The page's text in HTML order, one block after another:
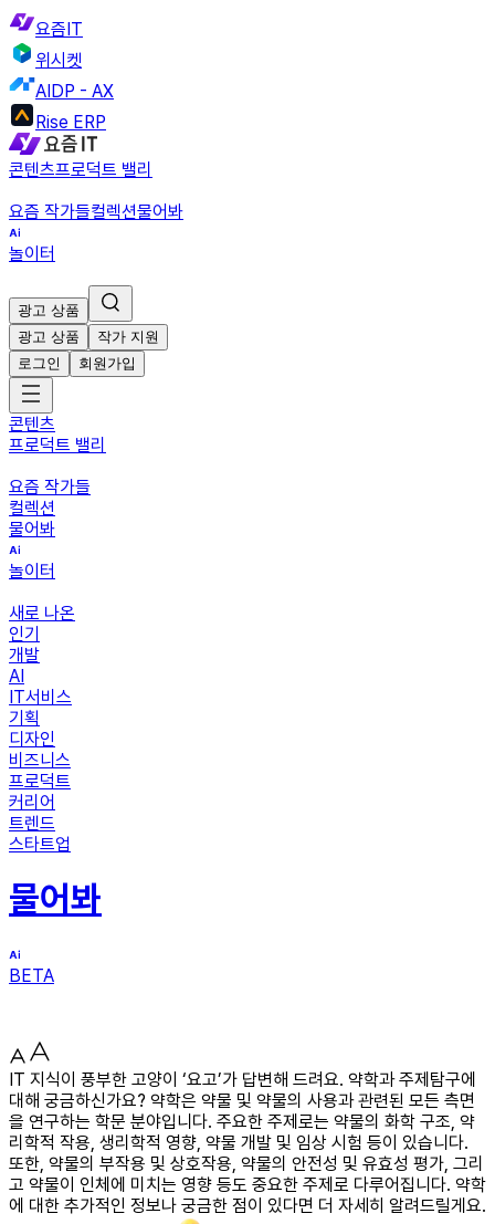
요즘IT
위시켓
AIDP - AX
Rise ERP
콘텐츠프로덕트 밸리
요즘 작가들컬렉션물어봐
놀이터
광고 상품
광고 상품
작가 지원
로그인
회원가입
콘텐츠
프로덕트 밸리
요즘 작가들
컬렉션
물어봐
놀이터
새로 나온
인기
개발
AI
IT서비스
기획
디자인
비즈니스
프로덕트
커리어
트렌드
스타트업
물어봐
BETA
IT 지식이 풍부한 고양이 ‘요고’가 답변해 드려요. 약학과 주제탐구에
대해 궁금하신가요? 약학은 약물 및 약물의 사용과 관련된 모든 측면
을 연구하는 학문 분야입니다. 주요한 주제로는 약물의 화학 구조, 약
리학적 작용, 생리학적 영향, 약물 개발 및 임상 시험 등이 있습니다.
또한, 약물의 부작용 및 상호작용, 약물의 안전성 및 유효성 평가, 그리
고 약물이 인체에 미치는 영향 등도 중요한 주제로 다루어집니다. 약학
에 대한 추가적인 정보나 궁금한 점이 있다면 더 자세히 알려드릴게요.